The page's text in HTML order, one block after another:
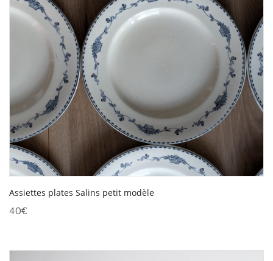
Assiettes plates Salins petit modèle
40€